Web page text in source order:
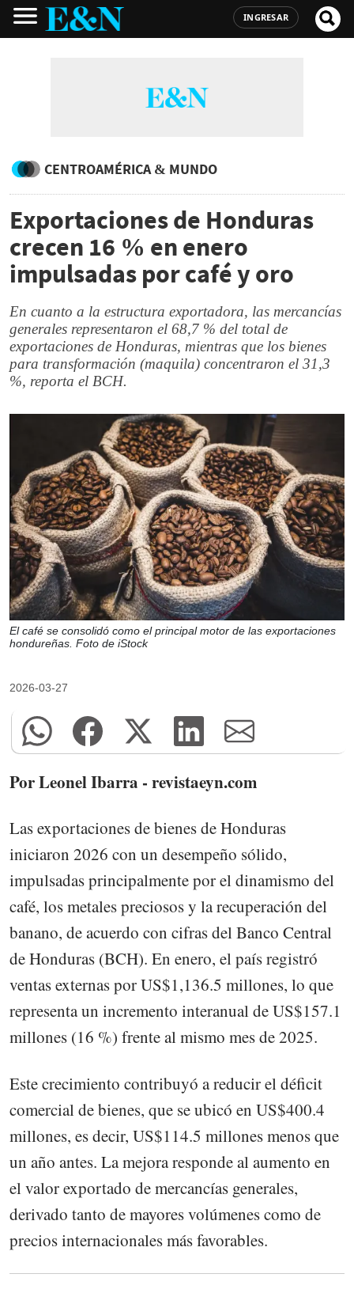
INGRESAR
CENTROAMÉRICA & MUNDO
Exportaciones de Honduras
crecen 16 % en enero
impulsadas por café y oro
En cuanto a la estructura exportadora, las mercancías
generales representaron el 68,7 % del total de
exportaciones de Honduras, mientras que los bienes
para transformación (maquila) concentraron el 31,3
%, reporta el BCH.
El café se consolidó como el principal motor de las exportaciones
hondureñas. Foto de iStock
2026-03-27
Por Leonel Ibarra - revistaeyn.com
Las exportaciones de bienes de Honduras
iniciaron 2026 con un desempeño sólido,
impulsadas principalmente por el dinamismo del
café, los metales preciosos y la recuperación del
banano, de acuerdo con cifras del Banco Central
de Honduras (BCH). En enero, el país registró
ventas externas por US$1,136.5 millones, lo que
representa un incremento interanual de US$157.1
millones (16 %) frente al mismo mes de 2025.
Este crecimiento contribuyó a reducir el déficit
comercial de bienes, que se ubicó en US$400.4
millones, es decir, US$114.5 millones menos que
un año antes. La mejora responde al aumento en
el valor exportado de mercancías generales,
derivado tanto de mayores volúmenes como de
precios internacionales más favorables.